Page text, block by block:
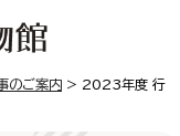
のご案内 > 2023年度 行